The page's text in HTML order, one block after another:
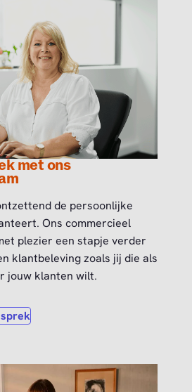
met ons
de persoonlijke
Ons commercieel
plezier een stapje verder
klantbeleving zoals jij die als
jouw klanten wilt.